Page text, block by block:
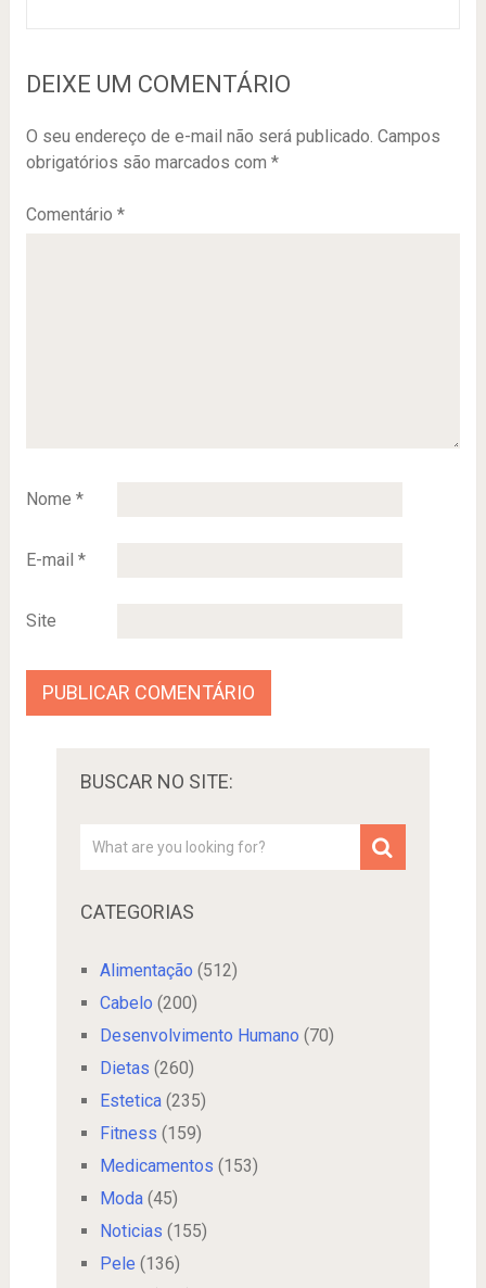
DEIXE UM COMENTÁRIO
O seu endereço de e-mail não será publicado. Campos
obrigatórios são marcados com *
Comentário *
Nome *
E-mail *
Site
BUSCAR NO SITE:
CATEGORIAS
Alimentação (512)
Cabelo (200)
Desenvolvimento Humano (70)
Dietas (260)
Estetica(235)
Fitness (159)
Medicamentos (153)
Moda(45)
Noticias (155)
Pele (136)